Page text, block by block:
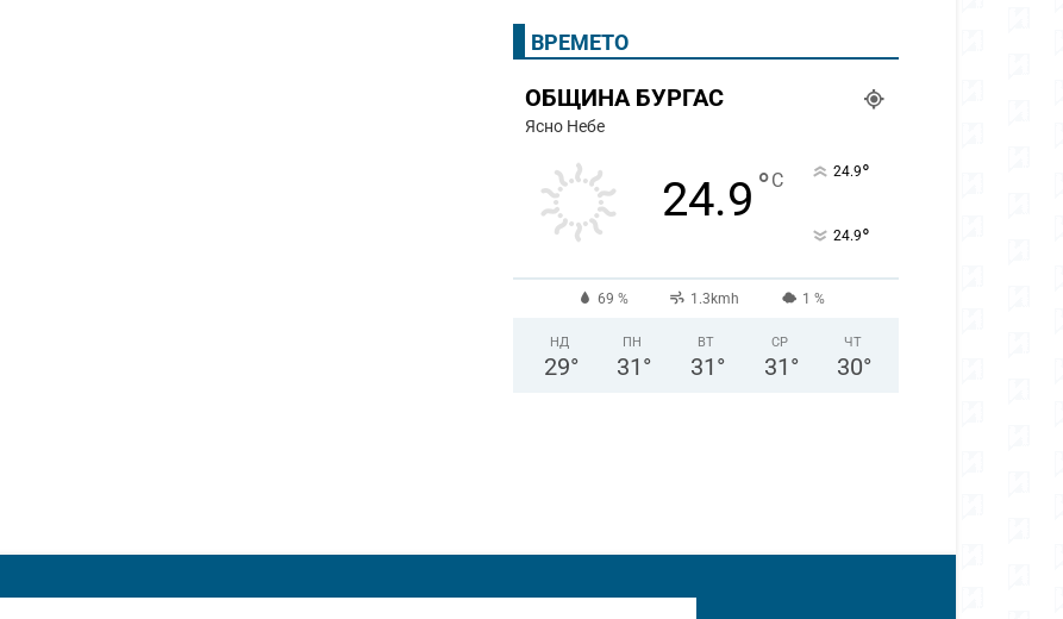
ВРЕМЕТО
ОБЩИНА БУРГАС
Ясно Небе
24.9 °C 24.9°
24.9°
69 % 1.3kmh 1 %
НД
29°
ПН
31 °
ВТ
31 °
СР
31 °
ЧТ
30°